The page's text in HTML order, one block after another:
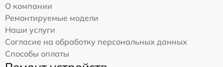
О компании
Ремонтируемые модели
Наши услуги
Согласие на обработку персональных данных
Способы оплаты